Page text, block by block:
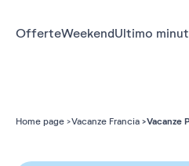
OfferteWeekendUltimo
Home page Vacanze Francia Vacanze